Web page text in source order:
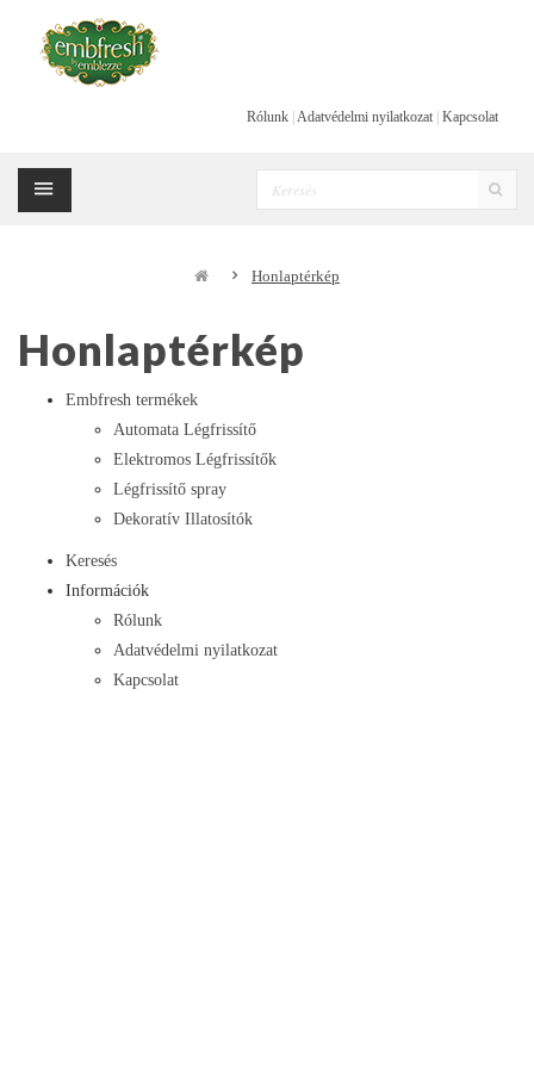
Rólunk Adatvédelmi nyilatkozat Kapcsolat
Honlaptérkép
Honlaptérkép
Embfresh termékek
Automata Légfrissítő
Elektromos Légfrissítők
Légfrissítő spray
Dekoratív Illatosítók
Keresés
Információk
Rólunk
Adatvédelmi nyilatkozat
Kapcsolat